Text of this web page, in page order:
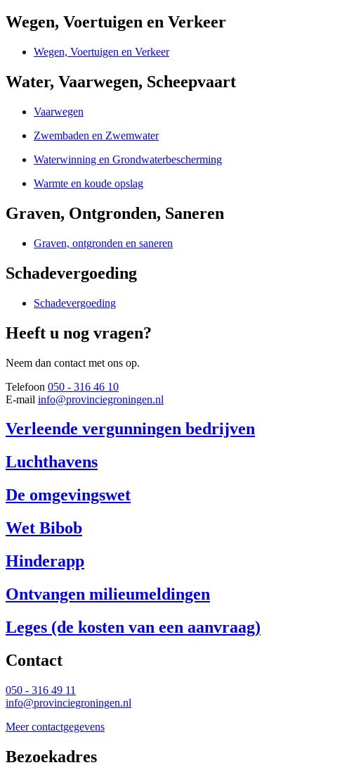
Wegen, Voertuigen en Verkeer
Wegen, Voertuigen en Verkeer
Water, Vaarwegen, Scheepvaart
Vaarwegen
Zwembaden en Zwemwater
Waterwinning en Grondwaterbescherming
Warmte en koude opslag
Graven, Ontgronden, Saneren
Graven, ontgronden en saneren
Schadevergoeding
Schadevergoeding
Heeft u nog vragen?
Neem dan contact met ons op.
Telefoon 050 - 316 46 10
E-mail info@provinciegroningen.nl
Verleende vergunningen bedrijven
Luchthavens
De omgevingswet
Wet Bibob
Hinderapp
Ontvangen milieumeldingen
Leges (de kosten van een aanvraag)
Contact
050 - 316 49 11
info@provinciegroningen.nl
Meer contactgegevens
Bezoekadres